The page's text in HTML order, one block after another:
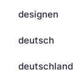
designen
deutsch
deutschland